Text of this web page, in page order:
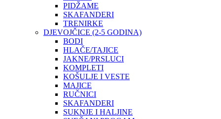
PIDŽAME
SKAFANDERI
TRENIRKE
DJEVOJČICE (2-5 GODINA)
BODI
HLAČE/TAJICE
JAKNE/PRSLUCI
KOMPLETI
KOŠULJE I VESTE
MAJICE
RUČNICI
SKAFANDERI
SUKNJE I HALJINE